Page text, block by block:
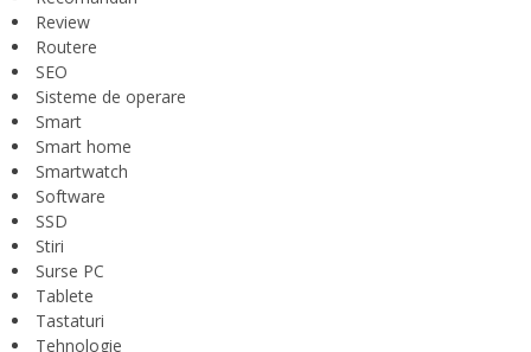
Review
Routere
SEO
Sisteme de operare
Smart
Smart home
Smartwatch
Software
SSD
Stiri
Surse PC
Tablete
Tastaturi
Tehnologie